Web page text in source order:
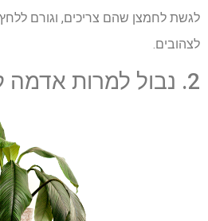
לגשת לחמצן שהם צריכים, וגורם
לצהובים.
2. נבול למרות אדמה לחה